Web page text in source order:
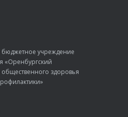
бюджетное учреждение
«Оренбургский
здоровья